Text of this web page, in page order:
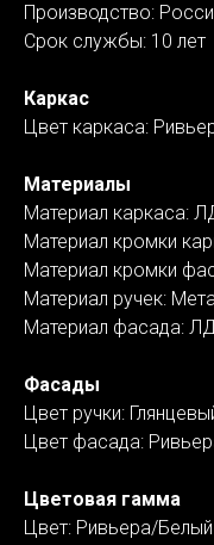
Производство:
Срок службы: 10 лет
Каркас
Цвет каркаса:
Материалы
Материал каркаса:
Материал кромки
Материал кромки
Материал ручек:
Материал фасада:
Фасады
Цвет ручки:
Цвет фасада:
Цветовая гамма
Цвет: Ривьера/